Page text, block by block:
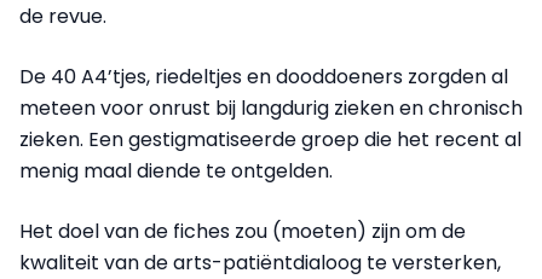
de revue.
De 40 A4’tjes, riedeltjes en dooddoeners zorgden al
meteen voor onrust bij langdurig zieken en chronisch
zieken. Een gestigmatiseerde groep die het recent al
menig maal diende te ontgelden.
Het doel van de fiches zou (moeten) zijn om de
kwaliteit van de arts-patiëntdialoog te versterken,